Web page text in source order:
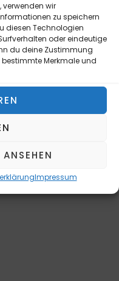
verwenden wir
zu speichern
diesen Technologien
oder eindeutige
du deine Zustimmung
Merkmale und
Impressum